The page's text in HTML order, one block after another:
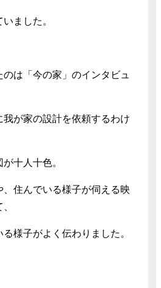
ました。
は「今の家」のインタビュ
我が家の設計を依頼するわけ
十人十色。
住んでいる様子が伺える映
様子がよく伝わりました。